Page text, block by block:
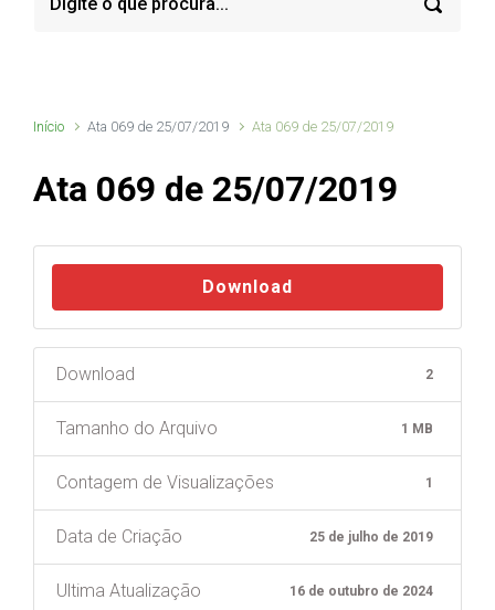
Início Ata 069 de 25/07/2019 Ata 069 de 25/07/2019
Ata 069 de 25/07/2019
Download
Download 2
Tamanho do Arquivo 1 MB
Contagem de Visualizações 1
Data de Criação 25 de julho de 2019
Ultima Atualização 16 de outubro de 2024